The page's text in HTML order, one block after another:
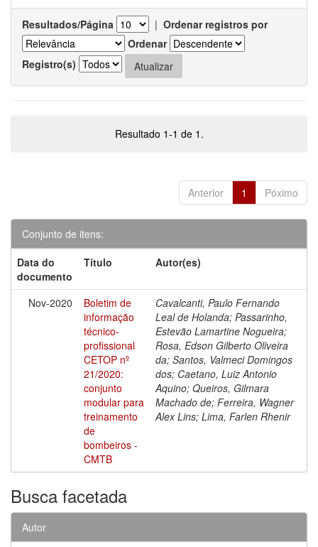
Resultados/Página | Ordenar registros por
Ordenar
Registro(s)
Resultado 1-1 de 1.
Anterior 1 Póximo
Conjunto de itens:
Data do
documento
Título Autor(es)
Nov-2020
Boletim de
informação
técnico-
profissional
CETOP nº
21/2020:
conjunto
modular para
treinamento
de
bombeiros -
CMTB
Cavalcanti, Paulo Fernando
Leal de Holanda; Passarinho,
Estevão Lamartine Nogueira;
Rosa, Edson Gilberto Oliveira
da; Santos, Valmeci Domingos
dos; Caetano, Luiz Antonio
Aquino; Queiros, Gilmara
Machado de; Ferreira, Wagner
Alex Lins; Lima, Farlen Rhenir
Busca facetada
Autor